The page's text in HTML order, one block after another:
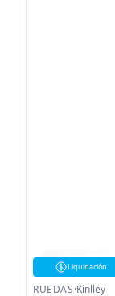
Liquidación
RUEDAS·Kinlley